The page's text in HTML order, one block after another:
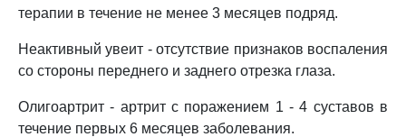
терапии в течение не менее 3 месяцев подряд.
Неактивный увеит - отсутствие признаков воспаления
со стороны переднего и заднего отрезка глаза.
Олигоартрит - артрит с поражением 1 - 4 суставов в
течение первых 6 месяцев заболевания.